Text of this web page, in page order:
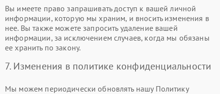
Вы имеете право запрашивать доступ к вашей личной
информации, которую мы храним, и вносить изменения в
нее. Вы также можете запросить удаление вашей
информации, за исключением случаев, когда мы обязаны
ее хранить по закону.
7. Изменения в политике конфиденциальности
Мы можем периодически обновлять нашу Политику